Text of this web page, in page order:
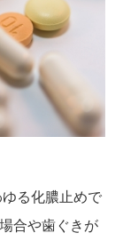
る化膿止めで
合や歯ぐきが